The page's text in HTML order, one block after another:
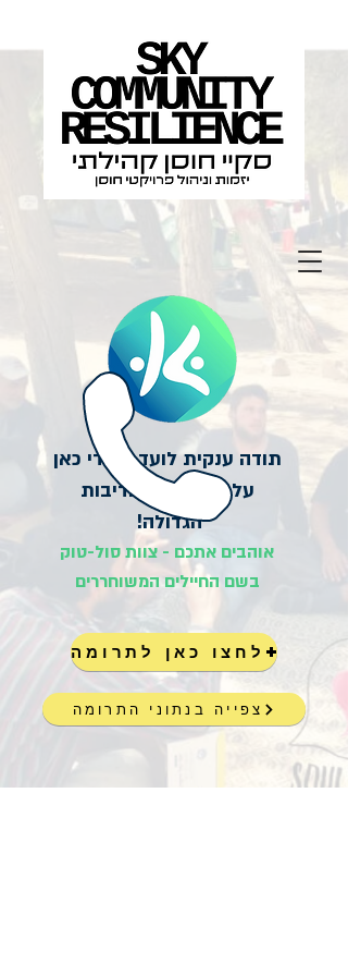
תודה ענקית לועד עובדי כאן
על הנכונות והאדיבות
הגדולה!
אוהבים אתכם - צוות סול-טוק
בשם החיילים המשוחררים
לחצו כאן לתרומה
צפייה בנתוני התרומה